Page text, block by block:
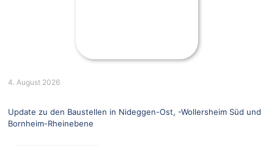
4. August 2026
Update zu den Baustellen in Nideggen-Ost, -Wollersheim Süd und
Bornheim-Rheinebene